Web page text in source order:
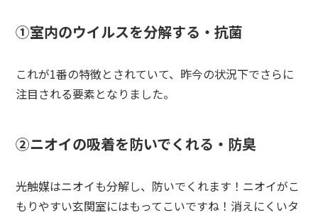
①室内のウイルスを分解する・抗菌
これが1番の特徴とされていて、昨今の状況下でさらに
注目される要素となりました。
②ニオイの吸着を防いでくれる・防臭
光触媒はニオイも分解し、防いでくれます！ニオイがこ
もりやすい玄関室にはもってこいですね！消えにくいタ